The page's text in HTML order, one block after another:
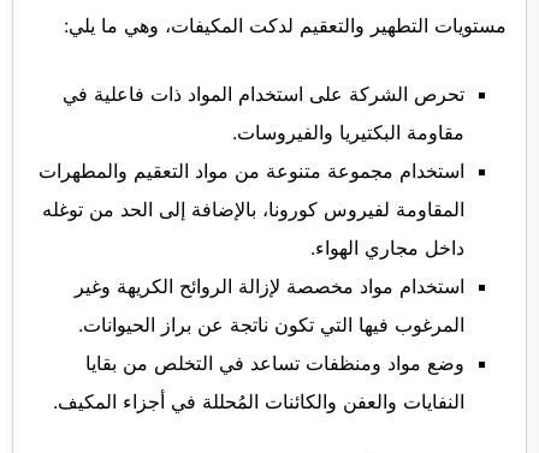
مستويات التطهير والتعقيم لدكت المكيفات، وهي ما يلي:
تحرص الشركة على استخدام المواد ذات فاعلية في
مقاومة البكتيريا والفيروسات.
استخدام مجموعة متنوعة من مواد التعقيم والمطهرات
المقاومة لفيروس كورونا، بالإضافة إلى الحد من توغله
داخل مجاري الهواء.
استخدام مواد مخصصة لإزالة الروائح الكريهة وغير
المرغوب فيها التي تكون ناتجة عن براز الحيوانات.
وضع مواد ومنظفات تساعد في التخلص من بقايا
النفايات والعفن والكائنات المُحللة في أجزاء المكيف.